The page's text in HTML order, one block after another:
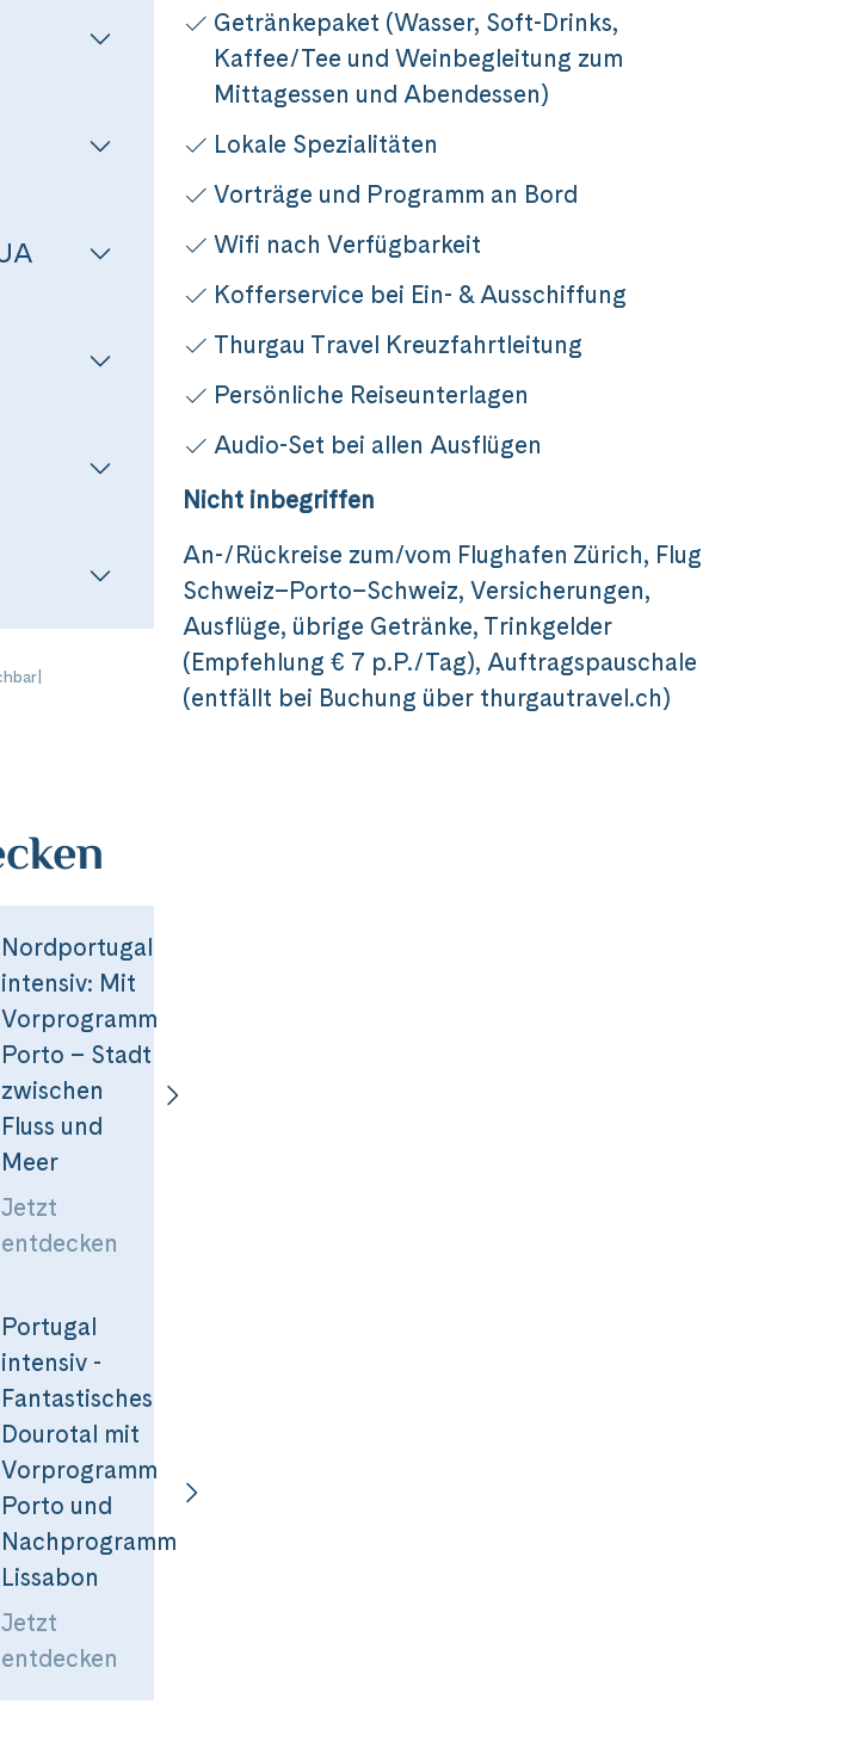
Dourotal
Messenger
Nordportugal
intensiv: Mit
Vorprogramm
Porto – Stadt
zwischen
Fluss und
Meer
Jetzt
entdecken
Portugal
intensiv -
Fantastisches
Dourotal mit
Vorprogramm
Porto und
Nachprogramm
Lissabon
Jetzt
entdecken
Getränkepaket (Wasser, Soft-­Drinks,
Kaffee/Tee und Weinbegleitung zum
Mittagessen und Abendessen)
Lokale Spezialitäten
Vorträge und Programm an Bord
Wifi nach Verfügbarkeit
Kofferservice bei Ein- & Ausschiffung
Thurgau Travel Kreuzfahrtleitung
Persönliche Reiseunterlagen
Audio-Set bei allen Ausflügen
Nicht inbegriffen
An-­/Rückreise zum/vom Flughafen Zürich, Flug
Schweiz–Porto–Schweiz, Versicherungen,
Ausflüge, übrige Getränke, Trinkgelder
(Empfehlung € 7 p.P./Tag), Auftragspauschale
(entfällt bei Buchung über thurgautravel.ch)